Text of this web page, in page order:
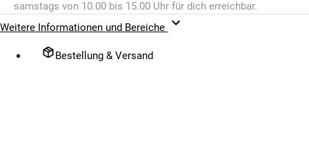
samstags von 10.00 bis 15.00 Uhr für dich erreichbar.
Weitere Informationen und Bereiche
Bestellung & Versand